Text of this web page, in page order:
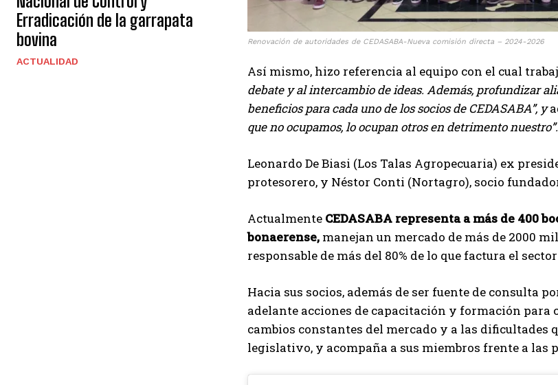
Erradicación de la garrapata
bovina
ACTUALIDAD
Renovación de autoridades de CEDASABA-Nueva comisión directa – 2024-2026
Así mismo, hizo referencia al equipo con el cual
debate y al intercambio de ideas. Además, profundizar
beneficios para cada uno de los socios de CEDASABA”, y
que no ocupamos, lo ocupan otros en detrimento nuestro”.
Leonardo De Biasi (Los Talas Agropecuaria) ex
protesorero, y Néstor Conti (Nortagro), socio
Actualmente CEDASABA representa a más de 400
bonaerense, manejan un mercado de más de 2000
responsable de más del 80% de lo que factura el
Hacia sus socios, además de ser fuente de
adelante acciones de capacitación y formación para
cambios constantes del mercado y a las dificultades
legislativo, y acompaña a sus miembros frente a las